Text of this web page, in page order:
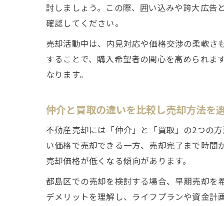
討しましょう。この際、囲い込みや誇大広告
確認してください。
売却活動中は、内見対応や価格交渉の柔軟
することで、購入希望者の関心を高められま
なります。
仲介と買取の違いを比較し売却方法を
不動産売却には「仲介」と「買取」の2つの
い価格で売却できる一方、売却完了まで時
売却価格が低くなる傾向があります。
都島区での売却を検討する場合、早期売却を
デメリットを理解し、ライフプランや資金計